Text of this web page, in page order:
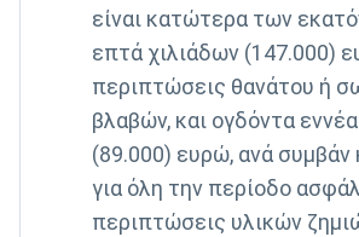
είναι κατώτερα των
επτά χιλιάδων (147.000)
περιπτώσεις θανάτου ή
βλαβών, και ογδόντα
(89.000) ευρώ, ανά συμβάν
για όλη την περίοδο
περιπτώσεις υλικών